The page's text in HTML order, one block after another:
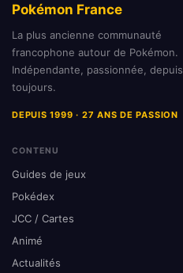
Pokémon France
La plus ancienne communauté
francophone autour de Pokémon.
Indépendante, passionnée, depuis
toujours.
DEPUIS 1999 · 27 ANS DE PASSION
CONTENU
Guides de jeux
Pokédex
JCC / Cartes
Animé
Actualités